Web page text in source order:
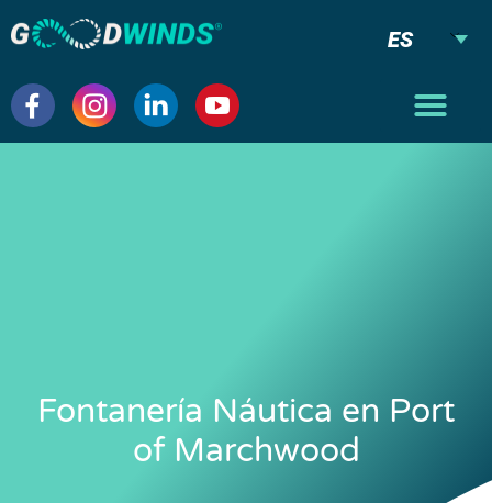
ES
Fontanería Náutica en Port
of Marchwood